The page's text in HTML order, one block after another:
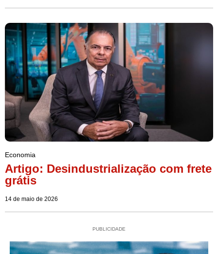
Economia
Artigo: Desindustrialização com frete
grátis
14 de maio de 2026
PUBLICIDADE